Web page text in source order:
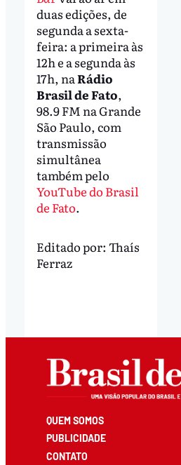
duas edições, de
segunda a sexta-
feira: a primeira às
12h e a segunda às
17h, naRádio
Brasil de Fato,
98.9 FM na Grande
São Paulo, com
transmissão
simultânea
também pelo
YouTube do Brasil
de Fato.
Editado por: Thaís
Ferraz
QUEM SOMOS
PUBLICIDADE
CONTATO